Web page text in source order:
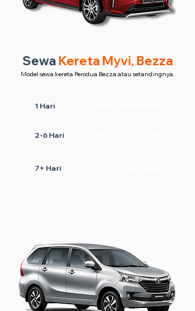
Sewa Kereta Myvi, Bezza
Model sewa kereta Perodua Bezza atau setandingnya.
1 Hari
2-6 Hari
7+ Hari